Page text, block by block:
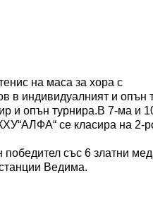
на маса за хора с
в индивидуалният и опън
и опън турнира.В 7-ма и
се класира на 2-
със 6 златни
Ведима.